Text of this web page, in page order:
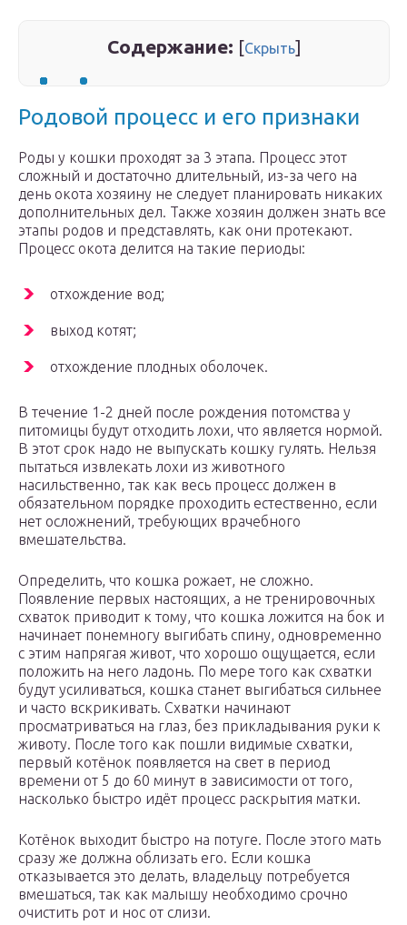
Содержание: [Скрыть]
Родовой процесс и его признаки
Роды у кошки проходят за 3 этапа. Процесс этот
сложный и достаточно длительный, из-за чего на
день окота хозяину не следует планировать никаких
дополнительных дел. Также хозяин должен знать все
этапы родов и представлять, как они протекают.
Процесс окота делится на такие периоды:
отхождение вод;
выход котят;
отхождение плодных оболочек.
В течение 1-2 дней после рождения потомства у
питомицы будут отходить лохи, что является нормой.
В этот срок надо не выпускать кошку гулять. Нельзя
пытаться извлекать лохи из животного
насильственно, так как весь процесс должен в
обязательном порядке проходить естественно, если
нет осложнений, требующих врачебного
вмешательства.
Определить, что кошка рожает, не сложно.
Появление первых настоящих, а не тренировочных
схваток приводит к тому, что кошка ложится на бок и
начинает понемногу выгибать спину, одновременно
с этим напрягая живот, что хорошо ощущается, если
положить на него ладонь. По мере того как схватки
будут усиливаться, кошка станет выгибаться сильнее
и часто вскрикивать. Схватки начинают
просматриваться на глаз, без прикладывания руки к
животу. После того как пошли видимые схватки,
первый котёнок появляется на свет в период
времени от 5 до 60 минут в зависимости от того,
насколько быстро идёт процесс раскрытия матки.
Котёнок выходит быстро на потуге. После этого мать
сразу же должна облизать его. Если кошка
отказывается это делать, владельцу потребуется
вмешаться, так как малышу необходимо срочно
очистить рот и нос от слизи.